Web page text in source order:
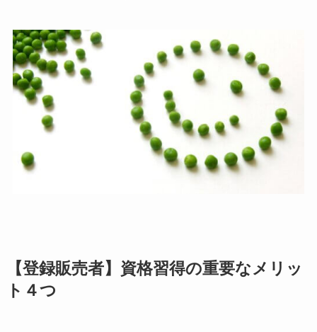
【登録販売者】資格習得の重要なメリッ
ト４つ